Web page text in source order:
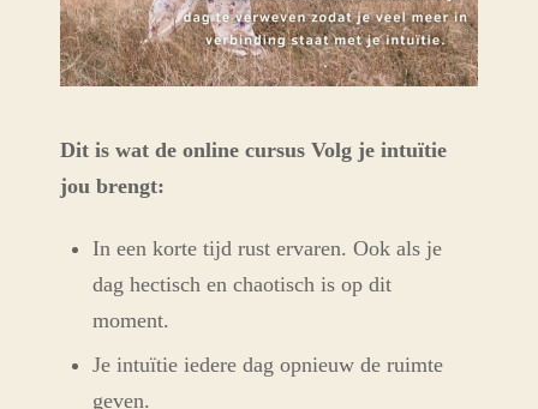
Dit is wat de online cursus Volg je intuïtie
jou brengt:
In een korte tijd rust ervaren. Ook als je
dag hectisch en chaotisch is op dit
moment.
Je intuïtie iedere dag opnieuw de ruimte
geven.